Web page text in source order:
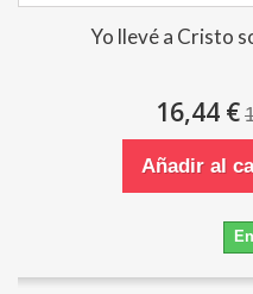
Yo llevé a Cristo
16,44 €
Añadir al